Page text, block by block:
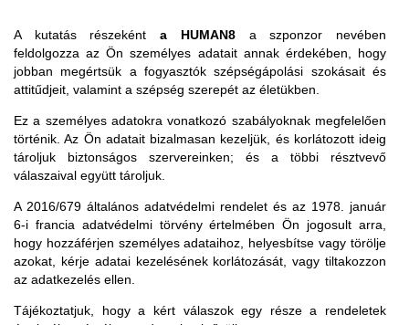
A kutatás részekénta HUMAN8 a szponzor nevében
feldolgozza az Ön személyes adatait annak érdekében, hogy
jobban megértsük a fogyasztók szépségápolási szokásait és
attitűdjeit, valamint a szépség szerepét az életükben.
Ez a személyes adatokra vonatkozó szabályoknak megfelelően
történik. Az Ön adatait bizalmasan kezeljük, és korlátozott ideig
tároljuk biztonságos szervereinken; és a többi résztvevő
válaszaival együtt tároljuk.
A 2016/679 általános adatvédelmi rendelet és az 1978. január
6-i francia adatvédelmi törvény értelmében Ön jogosult arra,
hogy hozzáférjen személyes adataihoz, helyesbítse vagy törölje
azokat, kérje adatai kezelésének korlátozását, vagy tiltakozzon
az adatkezelés ellen.
Tájékoztatjuk, hogy a kért válaszok egy része a rendeletek